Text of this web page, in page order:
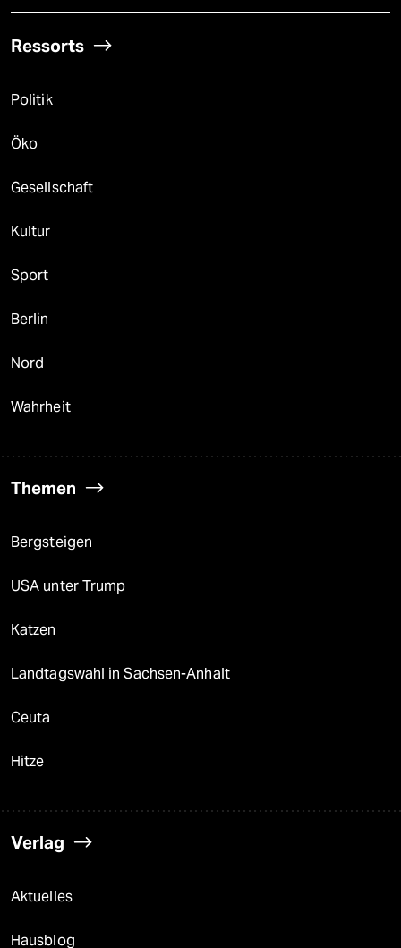
Ressorts
Politik
Öko
Gesellschaft
Kultur
Sport
Berlin
Nord
Wahrheit
Themen
Bergsteigen
USA unter Trump
Katzen
Landtagswahl in Sachsen-Anhalt
Ceuta
Hitze
Verlag
Aktuelles
Hausblog